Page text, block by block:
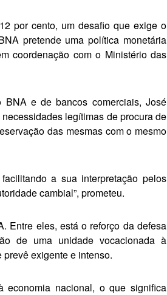
por cento, um desafio que exige o
pretende uma política mone­tária
coordenação com o Minis­tério das
BNA e de bancos comerciais, José
legítimas de procura de
das mesmas com o mes­mo
a sua interpretação pelos
cambial”, prometeu.
Entre eles, está o reforço da defesa
de uma unidade vocacionada à
exigente e intenso.
economia nacional, o que significa